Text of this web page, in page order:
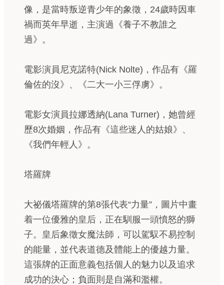
像，是當時叛逆青少年的象徵，24歲時因車
禍而英年早逝，主演過《養子不教誰之
過》。
電影演員尼克諾特(Nick Nolte)，作品有《羅
倫佐的沒》、《二大一小三俘虜》。
電影女演員拉娜透納(Lana Turner)，她曾經
歷8次婚姻，作品有《這些迷人的姑娘》、
《我們年輕人》。
塔羅牌
大祕儀塔羅牌的第8張代表“力量”，圖片中畫
着一位優雅的皇后，正在馴服一頭憤怒的獅
子。皇后象徵女魔法師，可以駕馭不易控制
的能量，並代表道德及體能上的優越力量。
這張牌的正面意義包括個人的魅力以及追求
成功的決心；負面則是自滿和濫權。